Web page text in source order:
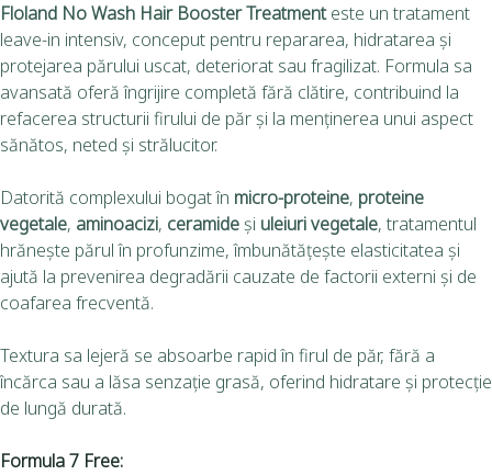
Floland No Wash Hair Booster Treatmenteste un tratament
leave-in intensiv, conceput pentru repararea, hidratarea și
protejarea părului uscat, deteriorat sau fragilizat. Formula sa
avansată oferă îngrijire completă fără clătire, contribuind la
refacerea structurii firului de păr și la menținerea unui aspect
sănătos, neted și strălucitor.
Datorită complexului bogat în micro-proteine, proteine
vegetale, aminoacizi, ceramideși uleiuri vegetale, tratamentul
hrănește părul în profunzime, îmbunătățește elasticitatea și
ajută la prevenirea degradării cauzate de factorii externi și de
coafarea frecventă.
Textura sa lejeră se absoarbe rapid în firul de păr, fără a
încărca sau a lăsa senzație grasă, oferind hidratare și protecție
de lungă durată.
Formula 7 Free: